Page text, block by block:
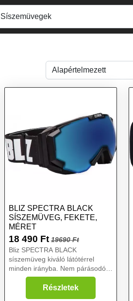
BLIZ SPECTRA BLACK
SÍSZEMÜVEG, FEKETE,
MÉRET
18 490 Ft 19690 Ft
Bliz SPECTRA BLACK
síszemüveg kiváló látótérrel
minden irányba. Nem párásodó
dupla üveg. OTG 2 in 1 dioptriás
szemüveghez is alakítva - azok is
használhatják, akik nem
Részletek